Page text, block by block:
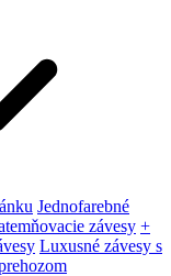
Jednofarebné
závesy +
Luxusné závesy s